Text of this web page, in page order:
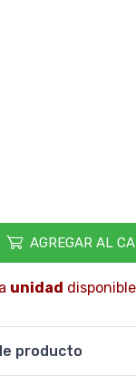
AGREGAR AL
unidad
producto